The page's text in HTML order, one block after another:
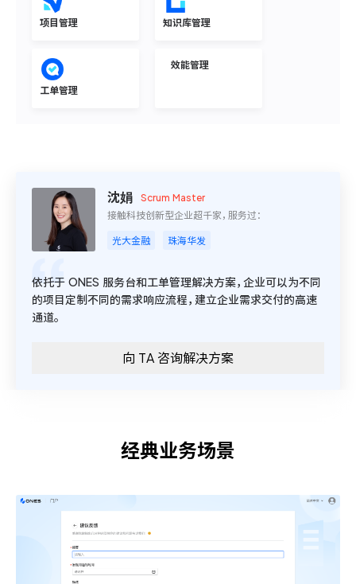
项目管理 知识库管理
工单管理
效能管理
沈娟
Scrum Master
接触科技创新型企业超千家 ，服务过：
光大金融 珠海华发
依托于 ONES 服务台和工单管理解决方案，企业可以为不同
的项目定制不同的需求响应流程，建立企业需求交付的高速
通道。
向 TA 咨询解决方案
经典业务场景